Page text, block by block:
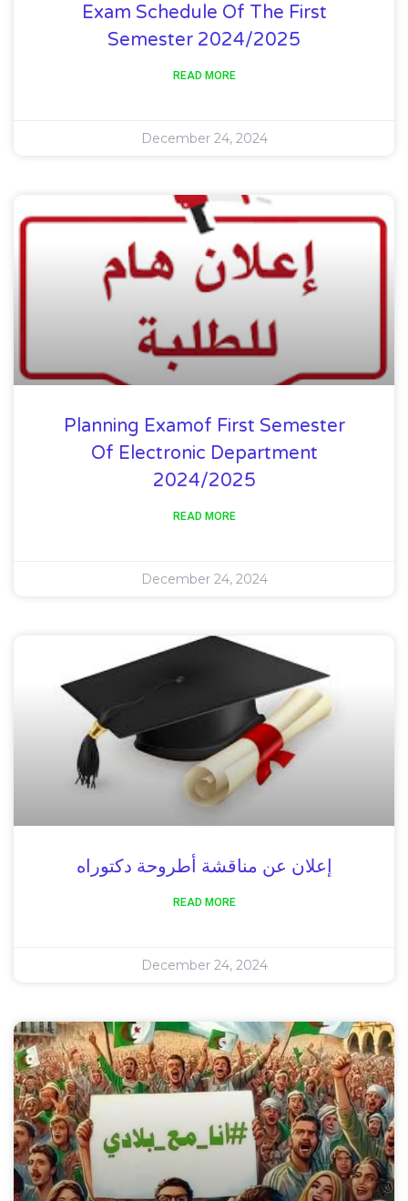
Exam Schedule Of The First
Semester 2024/2025
READ MORE
December 24, 2024
Planning Examof First Semester
Of Electronic Department
2024/2025
READ MORE
December 24, 2024
إعلان عن مناقشة أطروحة دكتوراه
READ MORE
December 24, 2024